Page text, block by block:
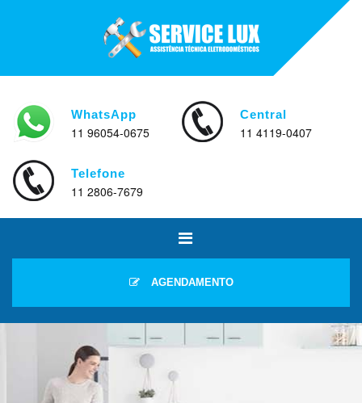
WhatsApp
11 96054-0675
Central
11 4119-0407
Telefone
11 2806-7679
AGENDAMENTO